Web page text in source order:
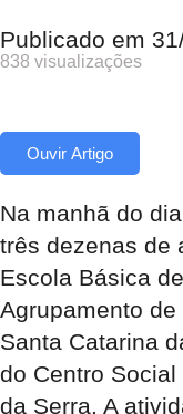
Publicado em
838 visualizações
Ouvir Artigo
Na manhã do
três dezenas de
Escola Básica
Agrupamento
Santa Catarina
do Centro
da Serra. A